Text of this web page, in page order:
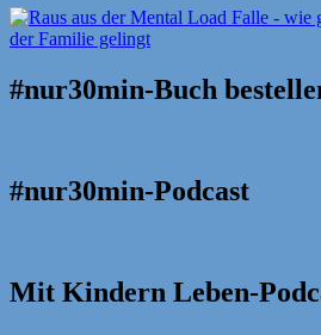
#nur30min-Buch
#nur30min-Podcast
Mit Kindern Leben-